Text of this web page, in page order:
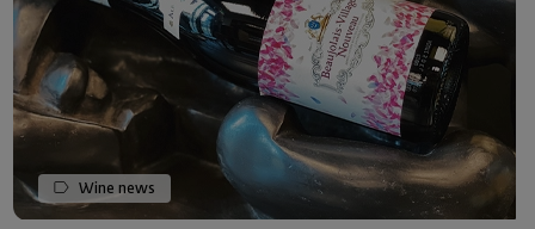
Wine news